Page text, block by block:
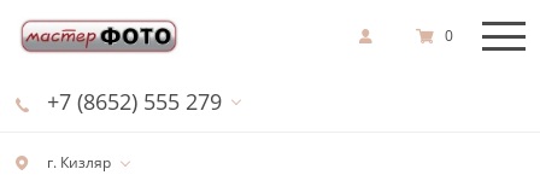
г. Кизляр
+7 (8652) 555 279
0